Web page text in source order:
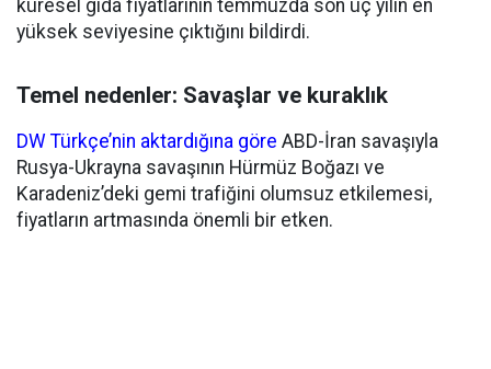
küresel gıda fiyatlarının temmuzda son üç yılın en
yüksek seviyesine çıktığını bildirdi.
Temel nedenler: Savaşlar ve kuraklık
DW Türkçe’nin aktardığına göre ABD-İran savaşıyla
Rusya-Ukrayna savaşının Hürmüz Boğazı ve
Karadeniz’deki gemi trafiğini olumsuz etkilemesi,
fiyatların artmasında önemli bir etken.